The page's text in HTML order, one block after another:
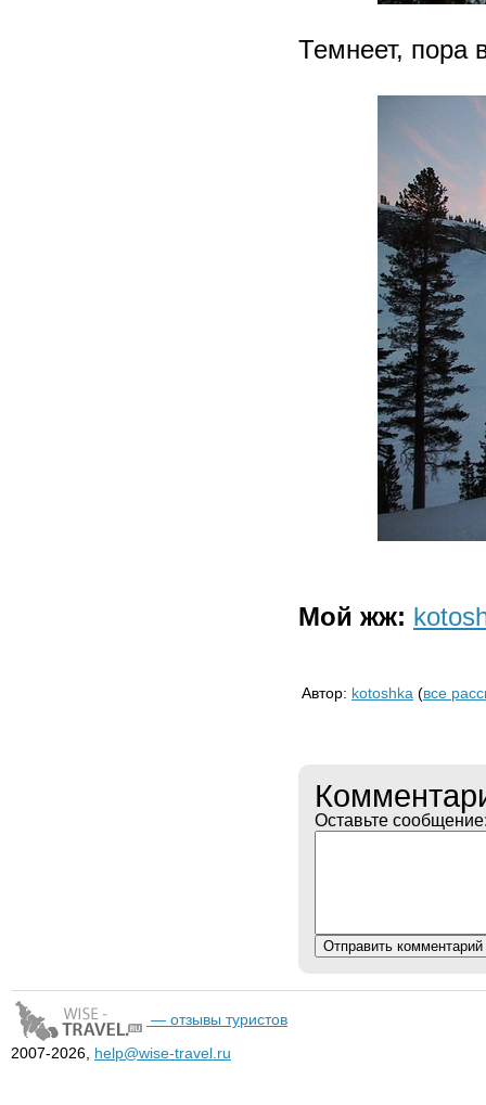
Темнеет, пора
Мой жж:
Автор: kotoshka (все
Оставьте
— отзывы туристов
2007-2026, help@wise-travel.ru